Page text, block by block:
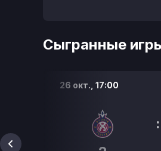
Сыгранные
26 окт., 17:00
: